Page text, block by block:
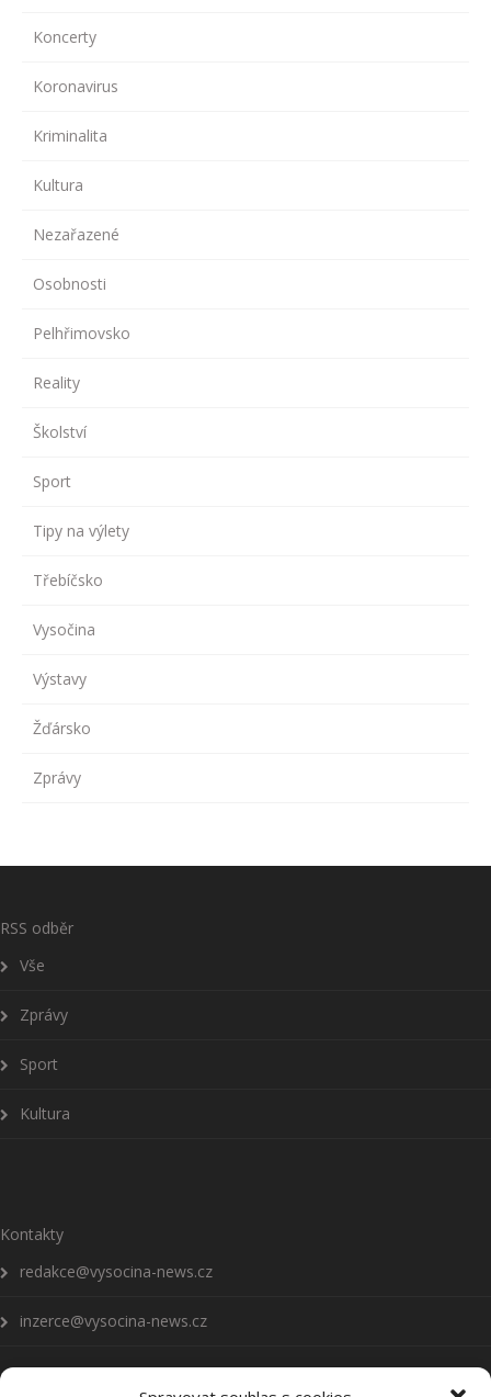
Koncerty
Koronavirus
Kriminalita
Kultura
Nezařazené
Osobnosti
Pelhřimovsko
Reality
Školství
Sport
Tipy na výlety
Třebíčsko
Vysočina
Výstavy
Žďársko
Zprávy
RSS odběr
Vše
Zprávy
Sport
Kultura
Kontakty
redakce@vysocina-news.cz
inzerce@vysocina-news.cz